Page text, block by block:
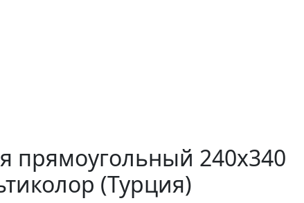
прямоугольный 240x340
(Турция)